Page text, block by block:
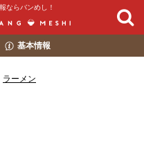
ならバンめし！
基本情報
ラーメン